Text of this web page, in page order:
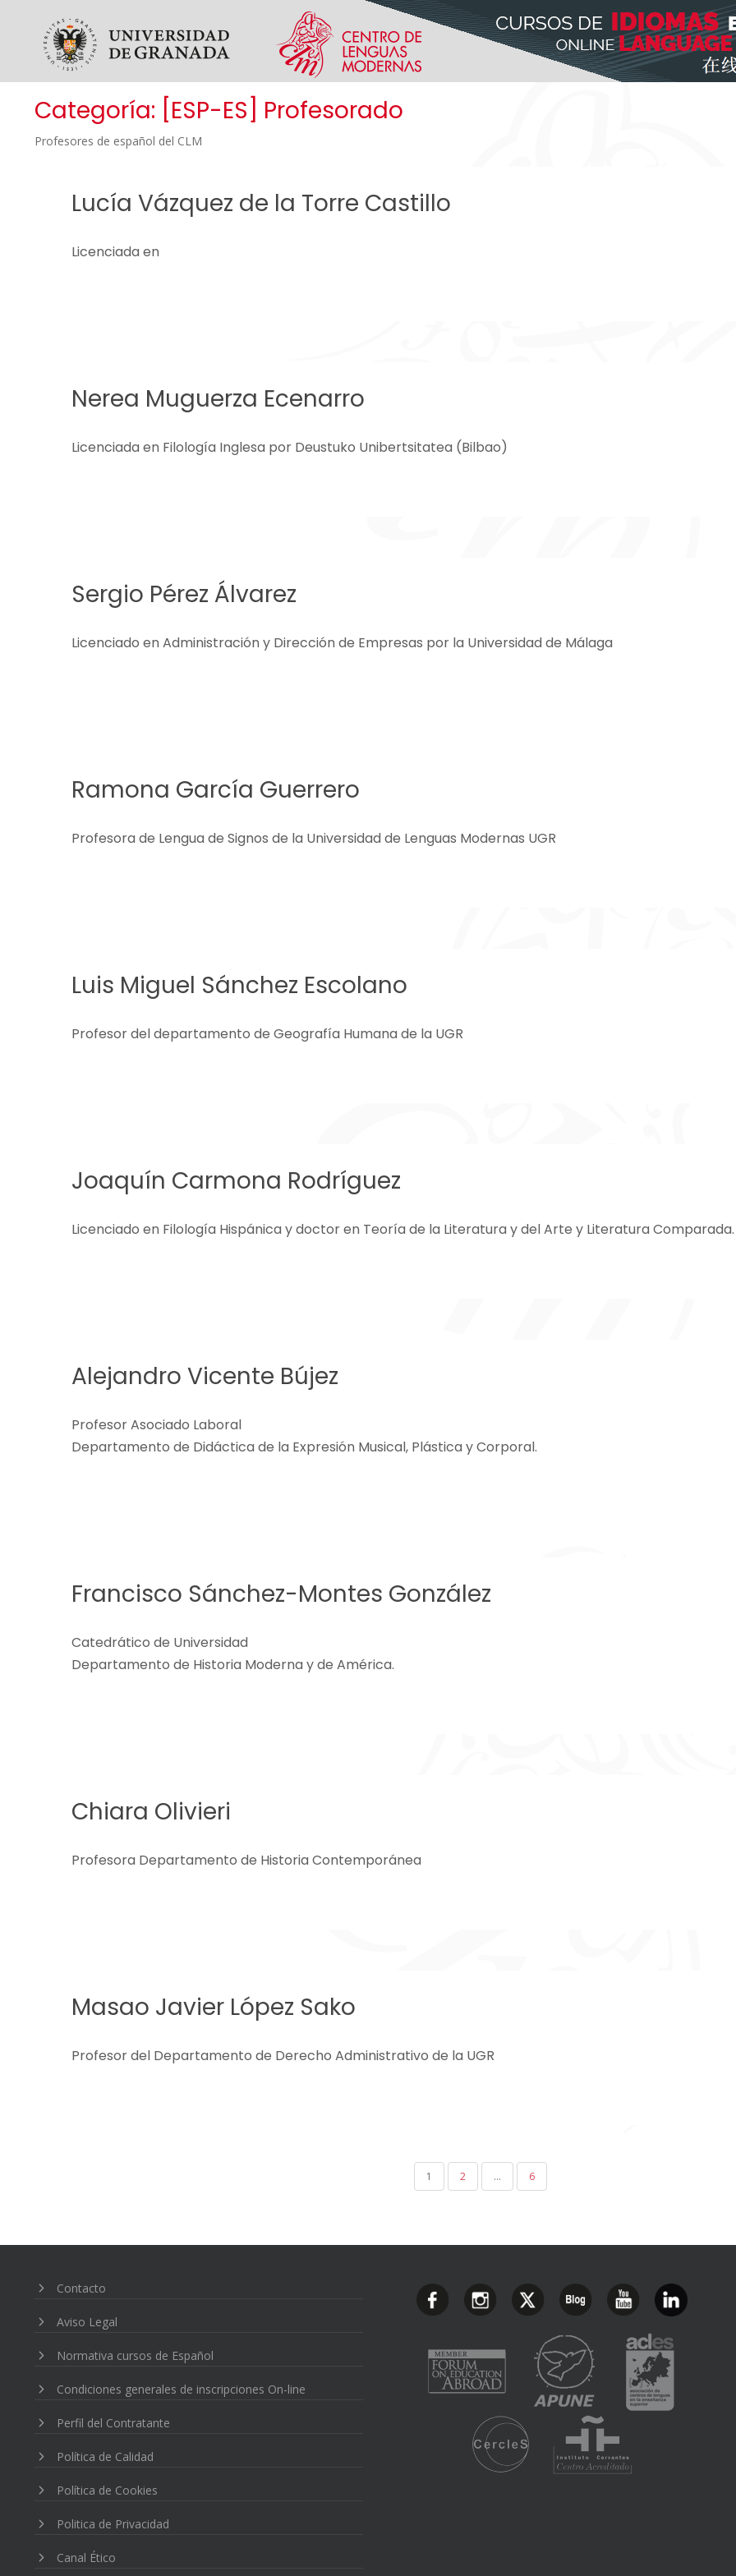
Categoría: [ESP-ES] Profesorado
Profesores de español del CLM
Lucía Vázquez de la Torre Castillo
Licenciada en
Nerea Muguerza Ecenarro
Licenciada en Filología Inglesa por Deustuko Unibertsitatea (Bilbao)
Sergio Pérez Álvarez
Licenciado en Administración y Dirección de Empresas por la Universidad de Málaga
Ramona García Guerrero
Profesora de Lengua de Signos de la Universidad de Lenguas Modernas UGR
Luis Miguel Sánchez Escolano
Profesor del departamento de Geografía Humana de la UGR
Joaquín Carmona Rodríguez
Licenciado en Filología Hispánica y doctor en Teoría de la Literatura y del Arte y Literatura Comparada.
Alejandro Vicente Bújez
Profesor Asociado Laboral
Departamento de Didáctica de la Expresión Musical, Plástica y Corporal.
Francisco Sánchez-Montes González
Catedrático de Universidad
Departamento de Historia Moderna y de América.
Chiara Olivieri
Profesora Departamento de Historia Contemporánea
Masao Javier López Sako
Profesor del Departamento de Derecho Administrativo de la UGR
1 2 … 6
Contacto
Aviso Legal
Normativa cursos de Español
Condiciones generales de inscripciones On-line
Perfil del Contratante
Política de Calidad
Política de Cookies
Politica de Privacidad
Canal Ético